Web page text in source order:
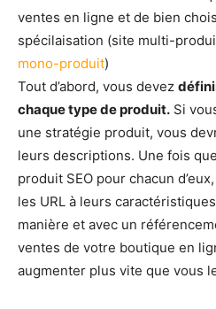
ventes en ligne et de bien
spécilaisation (site multi-
mono-produit)
Tout d’abord, vous devez
chaque type de produit. Si
une stratégie produit, vous
leurs descriptions. Une fois
produit SEO pour chacun
les URL à leurs
manière et avec un
ventes de votre boutique en
augmenter plus vite que vous